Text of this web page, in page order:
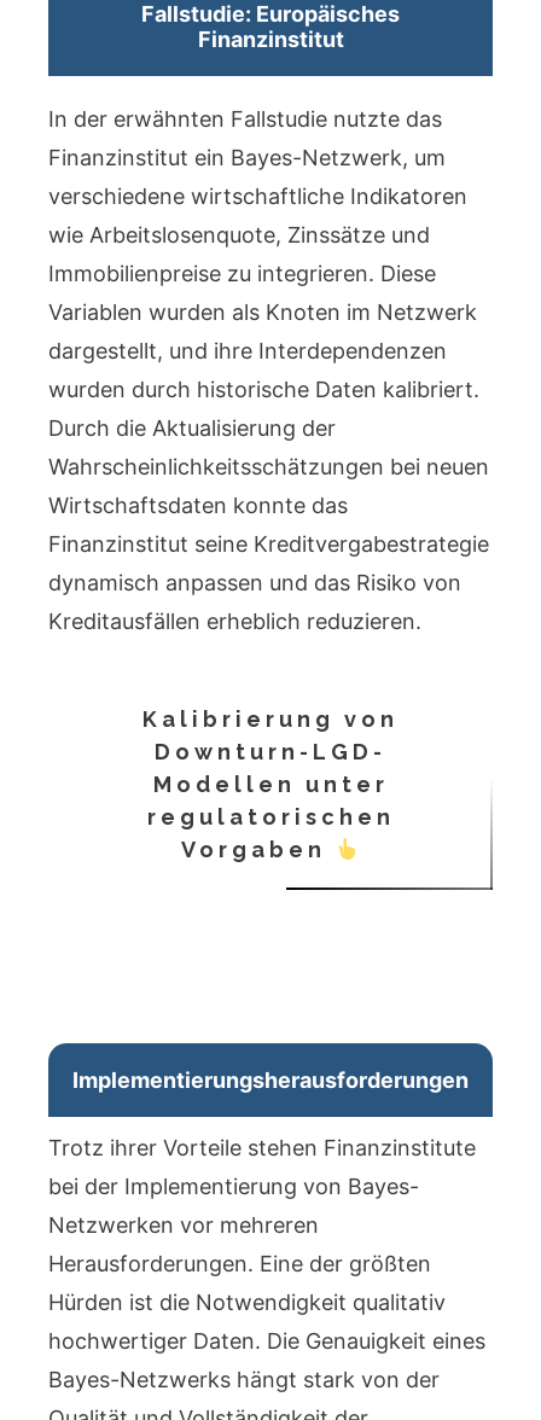
Fallstudie: Europäisches
Finanzinstitut
In der erwähnten Fallstudie nutzte das
Finanzinstitut ein Bayes-Netzwerk, um
verschiedene wirtschaftliche Indikatoren
wie Arbeitslosenquote, Zinssätze und
Immobilienpreise zu integrieren. Diese
Variablen wurden als Knoten im Netzwerk
dargestellt, und ihre Interdependenzen
wurden durch historische Daten kalibriert.
Durch die Aktualisierung der
Wahrscheinlichkeitsschätzungen bei neuen
Wirtschaftsdaten konnte das
Finanzinstitut seine Kreditvergabestrategie
dynamisch anpassen und das Risiko von
Kreditausfällen erheblich reduzieren.
Kalibrierung von
Downturn-LGD-
Modellen unter
regulatorischen
Vorgaben
Implementierungsherausforderungen
Trotz ihrer Vorteile stehen Finanzinstitute
bei der Implementierung von Bayes-
Netzwerken vor mehreren
Herausforderungen. Eine der größten
Hürden ist die Notwendigkeit qualitativ
hochwertiger Daten. Die Genauigkeit eines
Bayes-Netzwerks hängt stark von der